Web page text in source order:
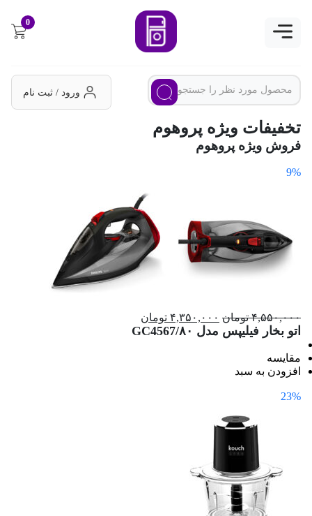
0
ورود / ثبت نام
تخفیفات ویژه پروهوم
فروش ویژه پروهوم
9%
۴,۵۵۰,۰۰۰ تومان ۴,۳۵۰,۰۰۰ تومان
اتو بخار فیلیپس مدل GC4567/۸۰
مقایسه
افزودن به سبد
23%